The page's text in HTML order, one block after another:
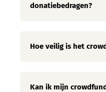
donatiebedragen?
Hoe veilig is het
Kan ik mijn